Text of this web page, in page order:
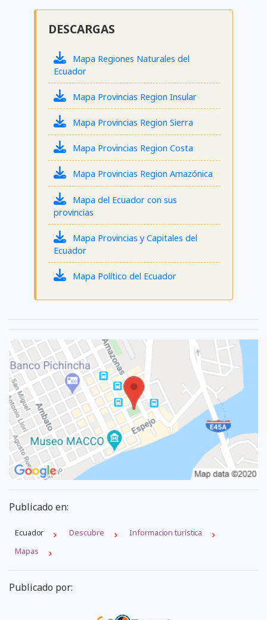
DESCARGAS
Mapa Regiones Naturales del
Ecuador
Mapa Provincias Region Insular
Mapa Provincias Region Sierra
Mapa Provincias Region Costa
Mapa Provincias Region Amazónica
Mapa del Ecuador con sus
provincias
Mapa Provincias y Capitales del
Ecuador
Mapa Político del Ecuador
Publicado en:
Ecuador Descubre
Informacion turística
Mapas
Publicado por: